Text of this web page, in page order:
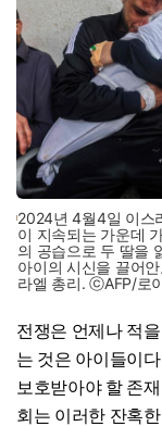
2024년 4월4일 이스
이 지속되는 가운데
의 공습으로 두 딸을
아이의 시신을 끌어
라엘 총리. ⓒAFP/로
전쟁은 언제나 적
는 것은 아이들이
보호받아야 할 존
회는 이러한 잔혹